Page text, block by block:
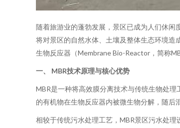
随着旅游业的蓬勃发展，景区已成为人们休闲
将对景区的自然水体、土壤及整体生态环境
生物反应器（Membrane Bio-Reactor，简称
一、 MBR技术原理与核心优势
MBR是一种将高效膜分离技术与传统生物处
的有机物在生物反应器内被微生物分解，随后
相较于传统污水处理工艺，MBR景区污水处理